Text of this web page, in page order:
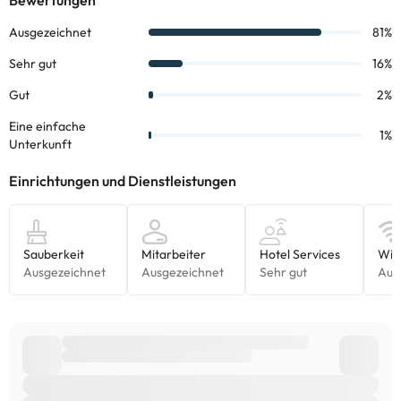
Unterkunft geändert werden. Wenn ihr Fragen habt, kontaktiert
uns.